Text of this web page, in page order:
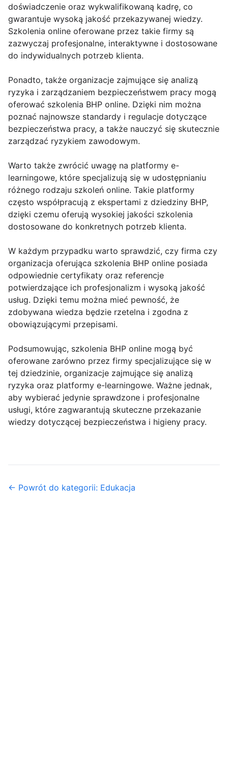
doświadczenie oraz wykwalifikowaną kadrę, co
gwarantuje wysoką jakość przekazywanej wiedzy.
Szkolenia online oferowane przez takie firmy są
zazwyczaj profesjonalne, interaktywne i dostosowane
do indywidualnych potrzeb klienta.
Ponadto, także organizacje zajmujące się analizą
ryzyka i zarządzaniem bezpieczeństwem pracy mogą
oferować szkolenia BHP online. Dzięki nim można
poznać najnowsze standardy i regulacje dotyczące
bezpieczeństwa pracy, a także nauczyć się skutecznie
zarządzać ryzykiem zawodowym.
Warto także zwrócić uwagę na platformy e-
learningowe, które specjalizują się w udostępnianiu
różnego rodzaju szkoleń online. Takie platformy
często współpracują z ekspertami z dziedziny BHP,
dzięki czemu oferują wysokiej jakości szkolenia
dostosowane do konkretnych potrzeb klienta.
W każdym przypadku warto sprawdzić, czy firma czy
organizacja oferująca szkolenia BHP online posiada
odpowiednie certyfikaty oraz referencje
potwierdzające ich profesjonalizm i wysoką jakość
usług. Dzięki temu można mieć pewność, że
zdobywana wiedza będzie rzetelna i zgodna z
obowiązującymi przepisami.
Podsumowując, szkolenia BHP online mogą być
oferowane zarówno przez firmy specjalizujące się w
tej dziedzinie, organizacje zajmujące się analizą
ryzyka oraz platformy e-learningowe. Ważne jednak,
aby wybierać jedynie sprawdzone i profesjonalne
usługi, które zagwarantują skuteczne przekazanie
wiedzy dotyczącej bezpieczeństwa i higieny pracy.
← Powrót do kategorii: Edukacja